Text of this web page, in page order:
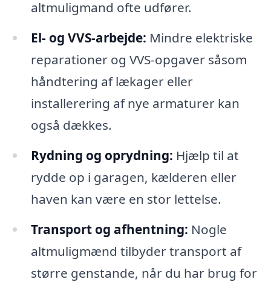
altmuligmand ofte udfører.
El- og VVS-arbejde: Mindre elektriske
reparationer og VVS-opgaver såsom
håndtering af lækager eller
installerering af nye armaturer kan
også dækkes.
Rydning og oprydning: Hjælp til at
rydde op i garagen, kælderen eller
haven kan være en stor lettelse.
Transport og afhentning: Nogle
altmuligmænd tilbyder transport af
større genstande, når du har brug for